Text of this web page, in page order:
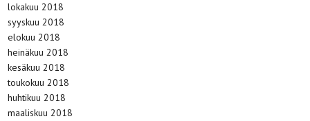
lokakuu 2018
syyskuu 2018
elokuu 2018
heinäkuu 2018
kesäkuu 2018
toukokuu 2018
huhtikuu 2018
maaliskuu 2018